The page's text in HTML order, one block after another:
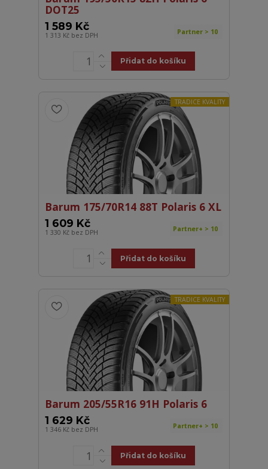
DOT25
1 589 Kč
1 313 Kč bez DPH Partner > 10
Přidat do košíku
TRADICE KVALITY
Barum 175/70R14 88T Polaris 6 XL
1 609 Kč
1 330 Kč bez DPH Partner+ > 10
Přidat do košíku
TRADICE KVALITY
Barum 205/55R16 91H Polaris 6
1 629 Kč
1 346 Kč bez DPH Partner+ > 10
Přidat do košíku